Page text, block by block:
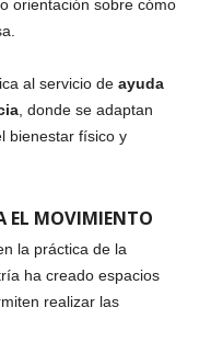
orientación sobre cómo
al servicio de ayuda
, donde se adaptan
bienestar físico y
EL MOVIMIENTO
la práctica de la
ha creado espacios
realizar las